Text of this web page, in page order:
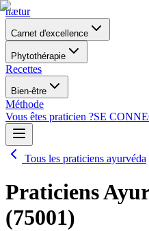
nætur
Carnet d'excellence
Phytothérapie
Recettes
Bien-être
Méthode
Vous êtes praticien ?SE
Tous les praticiens ayurvéda
Praticiens
(75001)